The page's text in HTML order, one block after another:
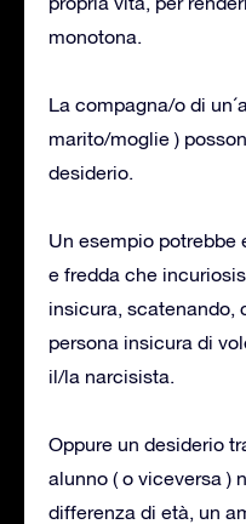
monotona.
La compagna/o di
marito/moglie )
desiderio.
Un esempio potrebbe
e fredda che
insicura, scatenando,
persona insicura di
il/la narcisista.
Oppure un desiderio
alunno ( o viceversa )
differenza di età, un